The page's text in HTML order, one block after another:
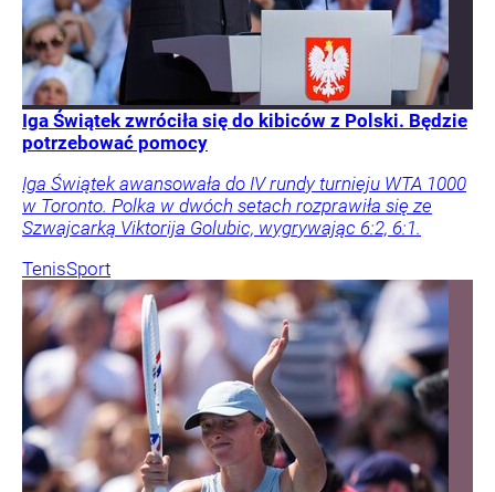
Iga Świątek zwróciła się do kibiców z Polski. Będzie
potrzebować pomocy
Iga Świątek awansowała do IV rundy turnieju WTA 1000
w Toronto. Polka w dwóch setach rozprawiła się ze
Szwajcarką Viktorija Golubic, wygrywając 6:2, 6:1.
TenisSport